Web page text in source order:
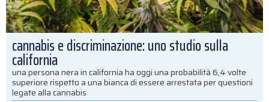
cannabis e discriminazione: uno studio sulla
california
una persona nera in california ha oggi una probabilità 6,4 volte
superiore rispetto a una bianca di essere arrestata per questioni
legate alla cannabis